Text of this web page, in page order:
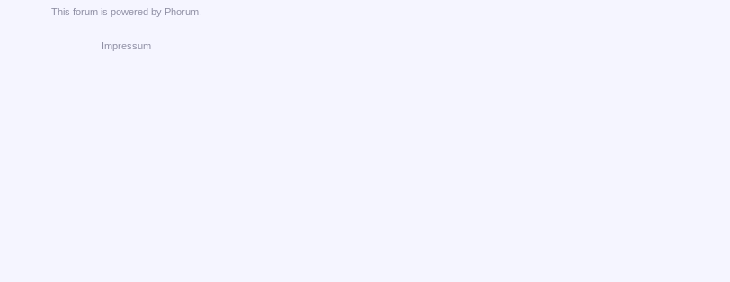
This forumis powered by Phorum.
Impressum